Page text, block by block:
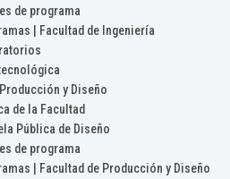
de programa
| Facultad de Ingeniería
y Diseño
de la Facultad
Pública de Diseño
de programa
| Facultad de Producción y Diseño